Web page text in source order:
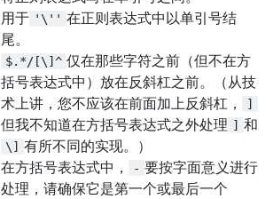
用于 '\'' 在正则表达式中以单引号结
尾。
$.*/[\]^ 仅在那些字符之前（但不在方
括号表达式中）放在反斜杠之前。（从技
术上讲，您不应该在前面加上反斜杠，
]
但我不知道在方括号表达式之外处理 ] 和
\] 有所不同的实现。）
在方括号表达式中，
- 要按字面意义进行
处理，请确保它是第一个或最后一个